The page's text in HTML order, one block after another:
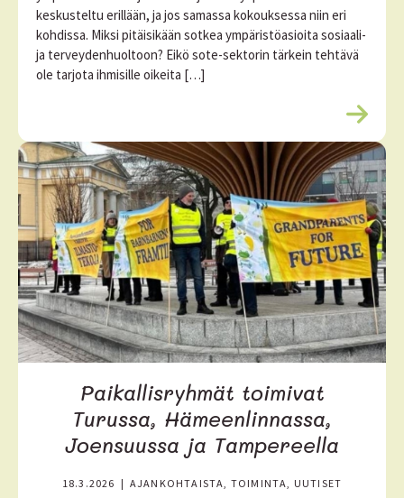
keskusteltu erillään, ja jos samassa kokouksessa niin eri
kohdissa. Miksi pitäisikään sotkea ympäristöasioita sosiaali-
ja terveydenhuoltoon? Eikö sote-sektorin tärkein tehtävä
ole tarjota ihmisille oikeita […]
L
e
l
i
s
ä
ä
Paikallisryhmät toimivat
Turussa, Hämeenlinnassa,
Joensuussa ja Tampereella
18.3.2026 | AJANKOHTAISTA, TOIMINTA, UUTISET